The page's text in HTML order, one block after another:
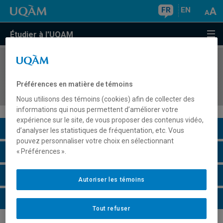
FR EN
Étudier à l'UQAM
COURS//
hôtellerie et en restauration
Description du cours
Horaire - Été 2026
Horaire - Automne 2026
Horaire - Hiver 2027
Préférences en matière de témoins
Nous utilisons des témoins (cookies) afin de collecter des
informations qui nous permettent d’améliorer votre
expérience sur le site, de vous proposer des contenus vidéo,
d’analyser les statistiques de fréquentation, etc. Vous
pouvez personnaliser votre choix en sélectionnant
« Préférences ».
Tout refuser
Autoriser les témoins